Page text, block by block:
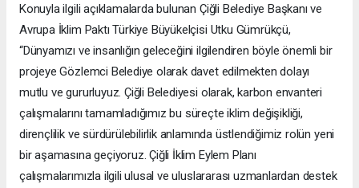
Konuyla ilgili açıklamalarda bulunan Çiğli Belediye Başkanı ve
Avrupa İklim Paktı Türkiye Büyükelçisi Utku Gümrükçü,
“Dünyamızı ve insanlığın geleceğini ilgilendiren böyle önemli bir
projeye Gözlemci Belediye olarak davet edilmekten dolayı
mutlu ve gururluyuz. Çiğli Belediyesi olarak, karbon envanteri
çalışmalarını tamamladığımız bu süreçte iklim değişikliği,
dirençlilik ve sürdürülebilirlik anlamında üstlendiğimiz rolün yeni
bir aşamasına geçiyoruz. Çiğli İklim Eylem Planı
çalışmalarımızla ilgili ulusal ve uluslararası uzmanlardan destek